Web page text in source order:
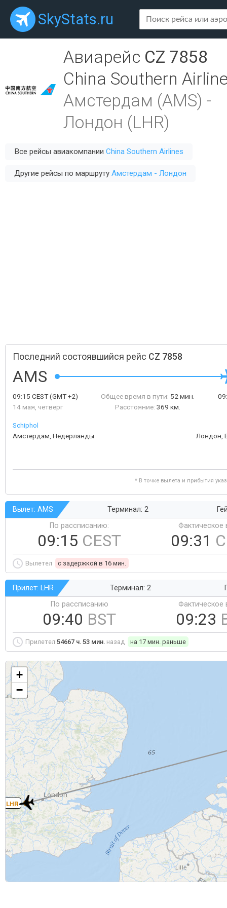
SkyStats.ru
Авиарейс CZ 7858
China Southern
Амстердам (AMS) -
Лондон (LHR)
Все рейсы авиакомпании China Southern Airlines
Другие рейсы по маршруту Амстердам - Лондон
Последний состоявшийся рейс CZ 7858
AMS
09:15 CEST(GMT +2)
14 мая, четверг
Общее время в пути: 52 мин.
Расстояние: 369 км.
Schiphol
Амстердам, Недерланды
Лондон,
* В точке вылета и прибытия
Вылет: AMS Терминал: 2
По рассписанию:
09:15 CEST
Фактическое
09:31
Вылетел c задержкой в 16 мин.
Прилет: LHR Терминал: 2
По рассписанию
09:40 BST
Фактическое
09:23
Прилетел 54667 ч. 53 мин. назад на 17 мин. раньше
LHR
+
−